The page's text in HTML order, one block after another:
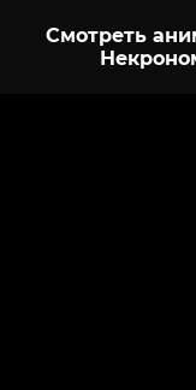
Смотреть